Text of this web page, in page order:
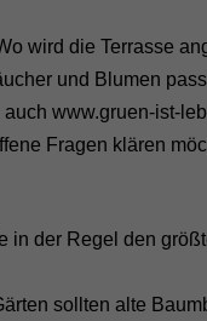
wird die Terrasse
und Blumen
www.gruen-ist-
Fragen klären
der Regel den
sollten alte